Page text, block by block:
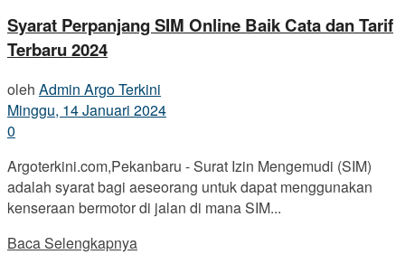
Syarat Perpanjang SIM Online Baik Cata dan Tarif
Terbaru 2024
oleh Admin Argo Terkini
Minggu, 14 Januari 2024
0
Argoterkini.com,Pekanbaru - Surat Izin Mengemudi (SIM)
adalah syarat bagi aeseorang untuk dapat menggunakan
kenseraan bermotor di jalan di mana SIM...
Baca Selengkapnya